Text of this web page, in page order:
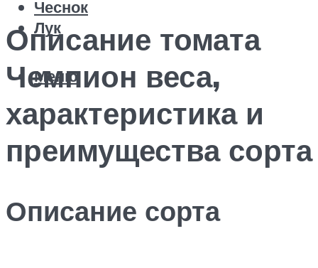
Чеснок
Лук
Меню
Описание томата
Чемпион веса,
характеристика и
преимущества сорта
Описание сорта